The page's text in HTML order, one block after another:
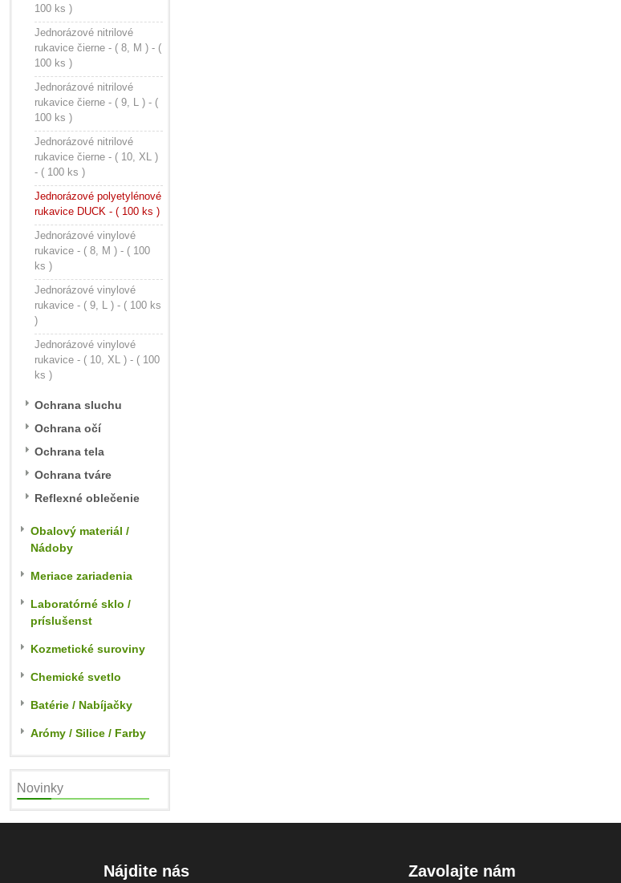
100 ks )
Jednorázové nitrilové
rukavice čierne - ( 8, M ) - (
100 ks )
Jednorázové nitrilové
rukavice čierne - ( 9, L ) - (
100 ks )
Jednorázové nitrilové
rukavice čierne - ( 10, XL )
- ( 100 ks )
Jednorázové polyetylénové
rukavice DUCK - ( 100 ks )
Jednorázové vinylové
rukavice - ( 8, M ) - ( 100
ks )
Jednorázové vinylové
rukavice - ( 9, L ) - ( 100 ks
)
Jednorázové vinylové
rukavice - ( 10, XL ) - ( 100
ks )
Ochrana sluchu
Ochrana očí
Ochrana tela
Ochrana tváre
Reflexné oblečenie
Obalový materiál /
Nádoby
Meriace zariadenia
Laboratórné sklo /
príslušenst
Kozmetické suroviny
Chemické svetlo
Batérie / Nabíjačky
Arómy / Silice / Farby
Novinky
Nájdite nás Zavolajte nám